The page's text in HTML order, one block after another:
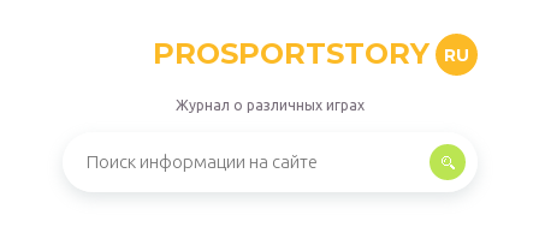
PROSPORTSTORY RU
Журнал о различных играх